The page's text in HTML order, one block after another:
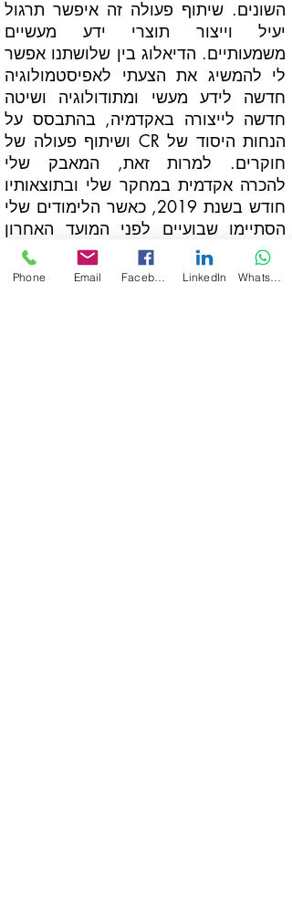
השונים. שיתוף פעולה זה איפשר תרגול
יעיל וייצור תוצרי ידע מעשיים
משמעותיים. הדיאלוג בין שלושתנו אפשר
לי להמשיג את הצעתי לאפיסטמולוגיה
חדשה לידע מעשי ומתודולוגיה ושיטה
חדשה לייצורה באקדמיה, בהתבסס על
הנחות היסוד של CR ושיתוף פעולה של
חוקרים. למרות זאת, המאבק שלי
להכרה אקדמית במחקר שלי ובתוצאותיו
חודש בשנת 2019, כאשר הלימודים שלי
הסתיימו שבועיים לפני המועד האחרון
להגשת עבודת הדוקטורט שלי. הגשתי
את עבודתי בזמן למרות החלטה זו, אך
Phone Email LinkedIn